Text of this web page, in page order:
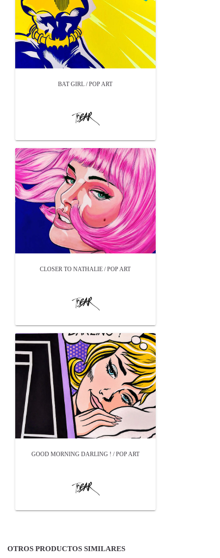
BAT GIRL / POP ART
CLOSER TO NATHALIE / POP ART
GOOD MORNING DARLING ! / POP ART
OTROS PRODUCTOS SIMILARES